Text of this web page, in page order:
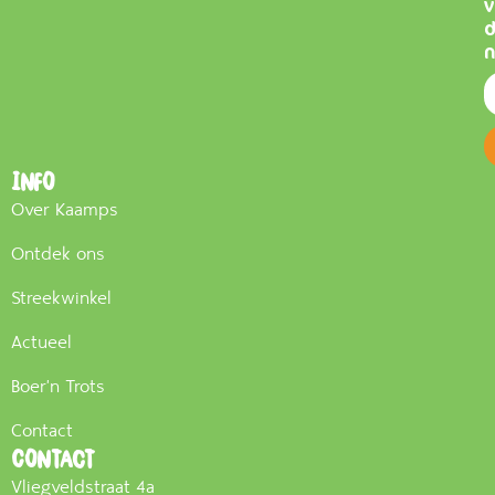
Info
Over Kaamps
Ontdek ons
Streekwinkel
Actueel
Boer'n Trots
Contact
Contact
Vliegveldstraat 4a